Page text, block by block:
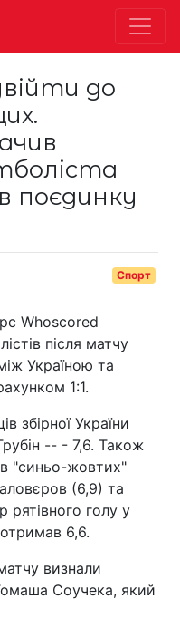
до
поєдинку
Спорт
Whoscored
після матчу
Україною та
1:1.
збірної України
-- - 7,6. Також
"синьо-жовтих"
(6,9) та
голу у
6,6.
визнали
Соучека, який